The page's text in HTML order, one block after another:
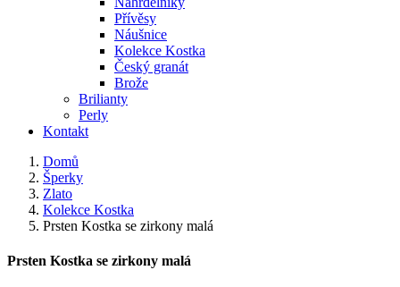
Přívěsy
Náušnice
Kolekce Kostka
Český granát
Brože
Brilianty
Perly
Kontakt
Domů
Šperky
Zlato
Kolekce Kostka
Prsten Kostka se zirkony malá
Prsten Kostka se zirkony malá